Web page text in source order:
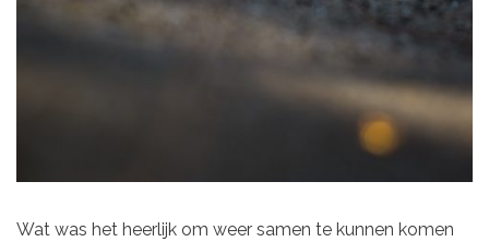
Wat was het heerlijk om weer samen te kunnen komen